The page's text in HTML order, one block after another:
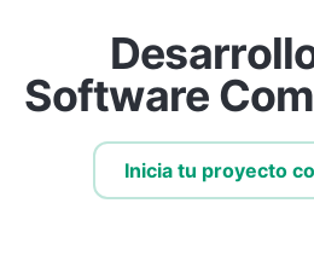
Software
Inicia tu proyecto